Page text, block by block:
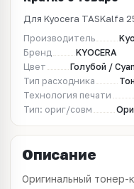
Для Kyocera TASKalfa
Производитель
Бренд
KYOCERA
Цвет
Голубой /
Тип расходника
Технология печати
Тип: ориг/совм
Описание
Оригинальный